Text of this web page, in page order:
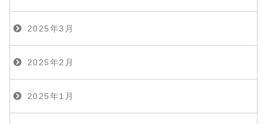
2025年3月
2025年2月
2025年1月